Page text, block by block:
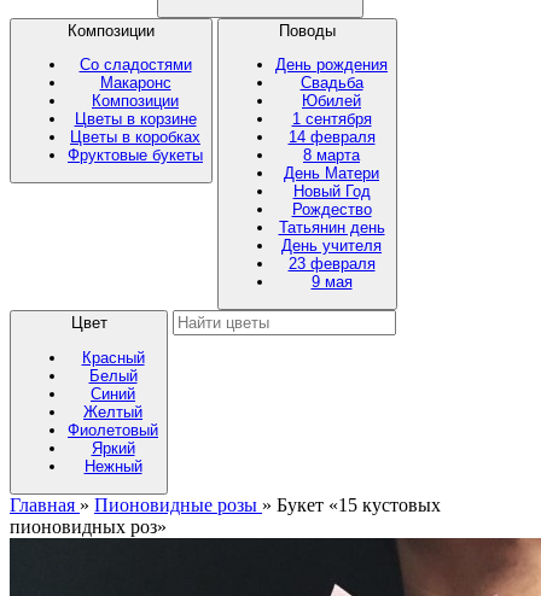
Композиции
Со сладостями
Макаронс
Композиции
Цветы в корзине
Цветы в коробках
Фруктовые букеты
Поводы
День рождения
Свадьба
Юбилей
1 сентября
14 февраля
8 марта
День Матери
Новый Год
Рождество
Татьянин день
День учителя
23 февраля
9 мая
Цвет
Красный
Белый
Синий
Желтый
Фиолетовый
Яркий
Нежный
Главная » Пионовидные розы » Букет «15 кустовых
пионовидных роз»